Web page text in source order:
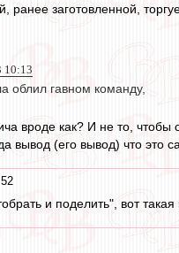
ранее заготовленной,
10:13
облил гавном команду,
вроде как? И не то, чтобы
вывод (его вывод) что это
и поделить", вот